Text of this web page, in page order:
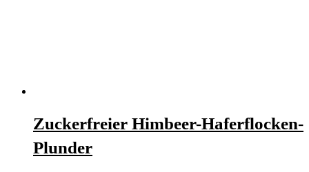
Zuckerfreier Himbeer-Haferflocken-
Plunder